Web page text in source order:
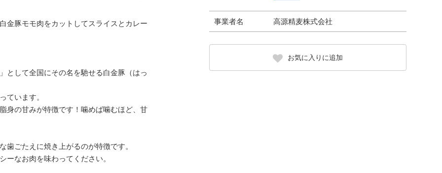
事業者名 高源精麦株式会社
お気に入りに追加
金豚モモ肉をカットしてスライスとカレー
として全国にその名を馳せる白金豚（はっ
ています。
身の甘みが特徴です！噛めば噛むほど、甘
歯ごたえに焼き上がるのが特徴です。
ーなお肉を味わってください。